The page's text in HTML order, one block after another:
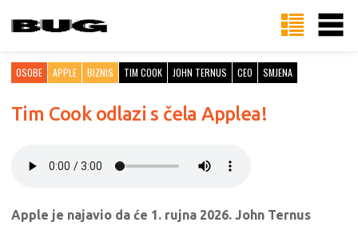
OSOBE APPLE BIZNIS TIM COOK JOHN TERNUS CEO SMJENA
Tim Cook odlazi s čela Applea!
Apple je najavio da će 1. rujna 2026. John Ternus